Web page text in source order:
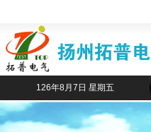
126年8月7日 星期五